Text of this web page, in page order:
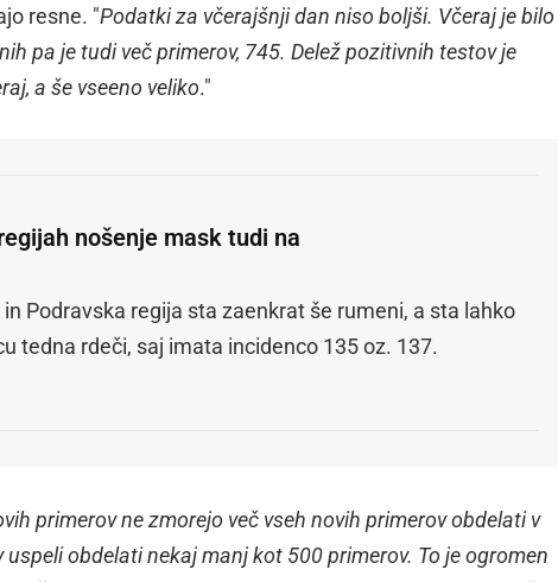
resne. "Podatki za včerajšnji dan niso boljši. Včeraj je bilo
pa je tudi več primerov, 745. Delež pozitivnih testov je
a še vseeno veliko."
regijah nošenje mask tudi na
in Podravska regija sta zaenkrat še rumeni, a sta lahko
tedna rdeči, saj imata incidenco 135 oz. 137.
primerov ne zmorejo več vseh novih primerov obdelati v
uspeli obdelati nekaj manj kot 500 primerov. To je ogromen